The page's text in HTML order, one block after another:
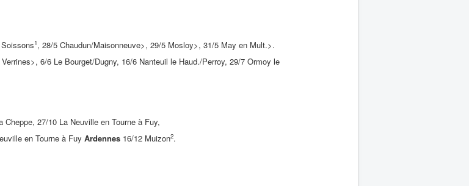
1, 28/5 Chaudun/Maisonneuve>, 29/5 Mosloy>, 31/5 May en Mult.>.
6/6 Le Bourget/Dugny, 16/6 Nanteuil le Haud./Perroy, 29/7 Ormoy le
Cheppe, 27/10 La Neuville en Tourne à Fuy,
en Tourne à Fuy Ardennes 16/12 Muizon2.